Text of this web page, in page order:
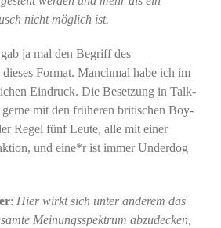
nicht möglich ist.
ja mal den Begriff des
Format. Manchmal habe ich im
Eindruck. Die Besetzung in Talk-
mit den früheren britischen Boy-
Regel fünf Leute, alle mit einer
und eine*r ist immer Underdog
: Hier wirkt sich unter anderem das
Meinungsspektrum abzudecken,